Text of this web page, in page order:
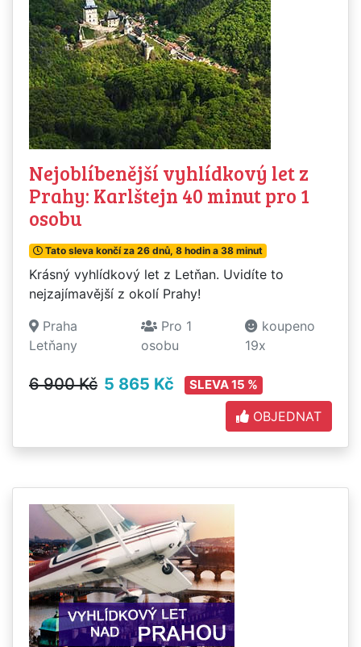
Nejoblíbenější vyhlídkový let z
Prahy: Karlštejn 40 minut pro 1
osobu
Tato sleva končí za 26 dnů, 8 hodin a 38 minut
Krásný vyhlídkový let z Letňan. Uvidíte to
nejzajímavější z okolí Prahy!
Praha
Letňany
Pro 1
osobu
koupeno
19x
6 900 Kč 5 865 Kč SLEVA 15 %
OBJEDNAT